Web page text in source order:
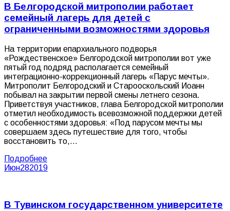
В Белгородской митрополии работает
семейный лагерь для детей с
ограниченными возможностями здоровья
На территории епархиального подворья
«Рождественское» Белгородской митрополии вот уже
пятый год подряд располагается семейный
интеграционно-коррекционный лагерь «Парус мечты».
Митрополит Белгородский и Старооскольский Иоанн
побывал на закрытии первой смены летнего сезона.
Приветствуя участников, глава Белгородской митрополии
отметил необходимость всевозможной поддержки детей
с особенностями здоровья: «Под парусом мечты мы
совершаем здесь путешествие для того, чтобы
восстановить то,…
Подробнее
Июн282019
В Тувинском государственном университете